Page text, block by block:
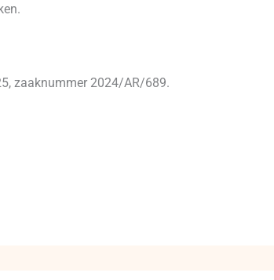
zaaknummer 2024/AR/689.